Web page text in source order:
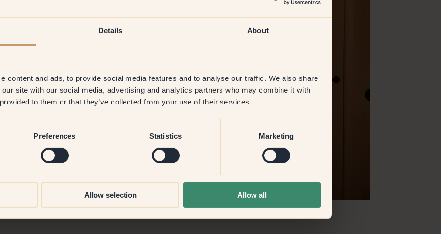
Details About
content and ads, to provide social media features and to analyse our traffic. We also share
site with our social media, advertising and analytics partners who may combine it with
to them or that they’ve collected from your use of their services.
Preferences Statistics Marketing
Allow selection Allow all
was hat dich an diesen
und im
Küche auf. Und ich liebe
Wohnzimmer!
kräftigen Grün
und sonnig zugleich.